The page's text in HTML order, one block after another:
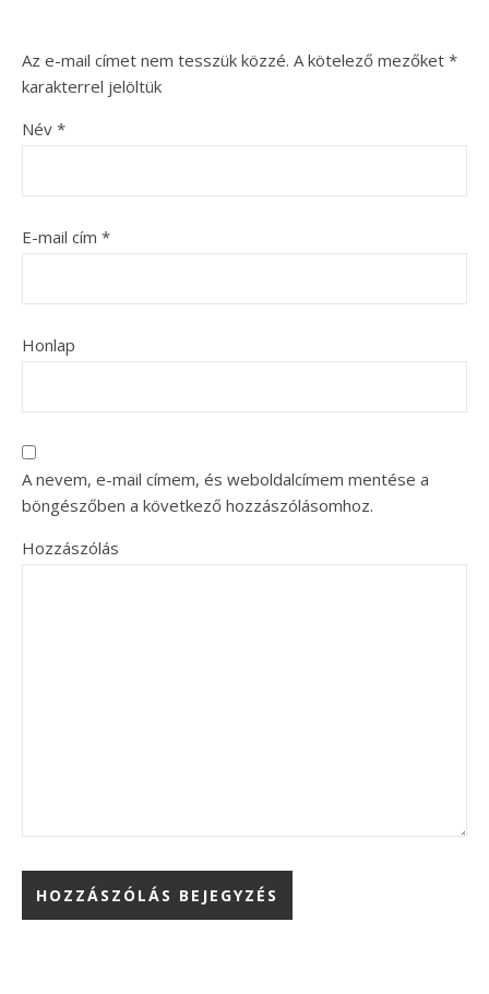
Az e-mail címet nem tesszük közzé. A kötelező mezőket *
karakterrel jelöltük
Név *
E-mail cím *
Honlap
A nevem, e-mail címem, és weboldalcímem mentése a
böngészőben a következő hozzászólásomhoz.
Hozzászólás